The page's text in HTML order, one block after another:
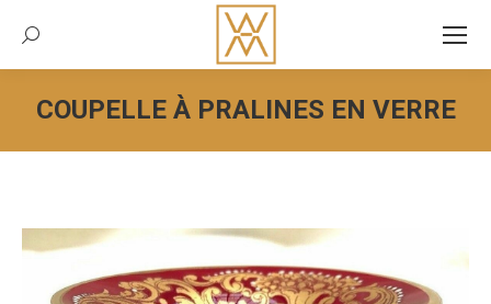
Recherche:
COUPELLE À PRALINES EN VERRE
Vous êtes ici :